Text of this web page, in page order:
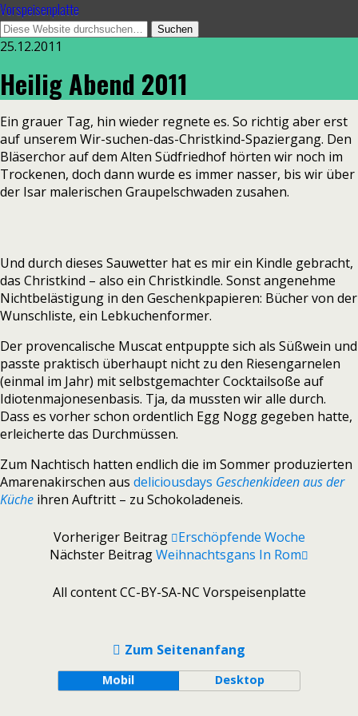
Vorspeisenplatte
25.12.2011
Heilig Abend 2011
Ein grauer Tag, hin wieder regnete es. So richtig aber erst
auf unserem Wir-suchen-das-Christkind-Spaziergang. Den
Bläserchor auf dem Alten Südfriedhof hörten wir noch im
Trockenen, doch dann wurde es immer nasser, bis wir über
der Isar malerischen Graupelschwaden zusahen.
Und durch dieses Sauwetter hat es mir ein Kindle gebracht,
das Christkind – also ein Christkindle. Sonst angenehme
Nichtbelästigung in den Geschenkpapieren: Bücher von der
Wunschliste, ein Lebkuchenformer.
Der provencalische Muscat entpuppte sich als Süßwein und
passte praktisch überhaupt nicht zu den Riesengarnelen
(einmal im Jahr) mit selbstgemachter Cocktailsoße auf
Idiotenmajonesenbasis. Tja, da mussten wir alle durch.
Dass es vorher schon ordentlich Egg Nogg gegeben hatte,
erleicherte das Durchmüssen.
Zum Nachtisch hatten endlich die im Sommer produzierten
Amarenakirschen aus deliciousdays Geschenkideen aus der
Küche ihren Auftritt – zu Schokoladeneis.
Vorheriger Beitrag
Erschöpfende Woche
Nächster BeitragWeihnachtsgans In Rom
All content CC-BY-SA-NC Vorspeisenplatte
Zum Seitenanfang
Mobil Desktop